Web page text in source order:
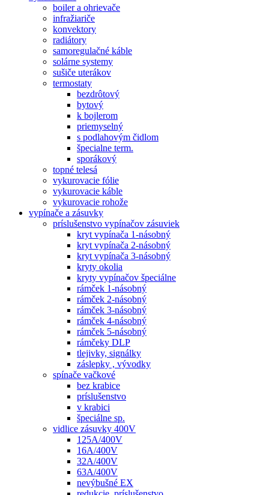
boiler a ohrievače
infražiariče
konvektory
radiátory
samoregulačné káble
solárne systemy
sušiče uterákov
termostaty
bezdrôtový
bytový
k bojlerom
priemyselný
s podlahovým čidlom
špecialne term.
sporákový
topné telesá
vykurovacie fólie
vykurovacie káble
vykurovacie rohože
vypínače a zásuvky
príslušenstvo vypínačov zásuviek
kryt vypínača 1-násobný
kryt vypínača 2-násobný
kryt vypínača 3-násobný
kryty okolia
kryty vypínačov špeciálne
rámček 1-násobný
rámček 2-násobný
rámček 3-násobný
rámček 4-násobný
rámček 5-násobný
rámčeky DLP
tlejivky, signálky
záslepky , vývodky
spínače vačkové
bez krabice
príslušenstvo
v krabici
špeciálne sp.
vidlice zásuvky 400V
125A/400V
16A/400V
32A/400V
63A/400V
nevýbušné EX